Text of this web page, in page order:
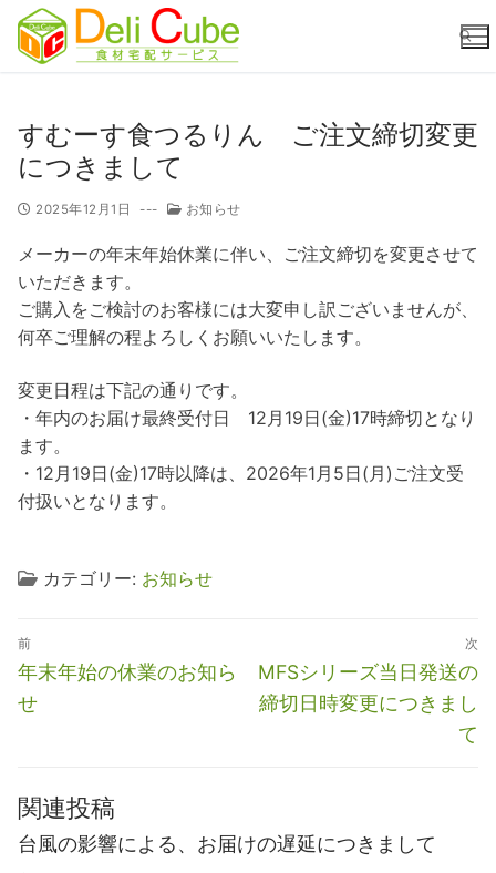
すむーす食つるりん ご注文締切変更
につきまして
2025年12月1日 --- お知らせ
メーカーの年末年始休業に伴い、ご注文締切を変更させて
いただきます。
ご購入をご検討のお客様には大変申し訳ございませんが、
何卒ご理解の程よろしくお願いいたします。
変更日程は下記の通りです。
・年内のお届け最終受付日 12月19日(金)17時締切となり
ます。
・12月19日(金)17時以降は、2026年1月5日(月)ご注文受
付扱いとなります。
カテゴリー: お知らせ
投
稿
ナ
ー
シ
ョ
前
前
の
年末年始の休業のお知ら
せ
次
次
の
MFSシリーズ当日発送の
締切日時変更につきまし
て
関連投稿
台風の影響による、お届けの遅延につきまして